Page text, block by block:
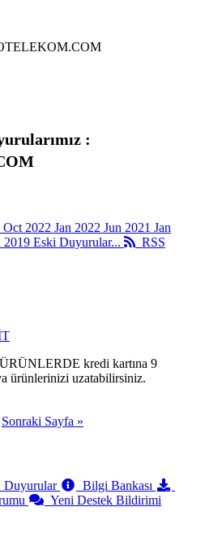
:
Oct 2022 Jan 2022 Jun 2021 Jan
2019 Eski Duyurular...
RSS
kredi kartına 9
ürünlerinizi uzatabilirsiniz.
Sonraki Sayfa »
Duyurular
Bilgi Bankası
Yeni Destek Bildirimi